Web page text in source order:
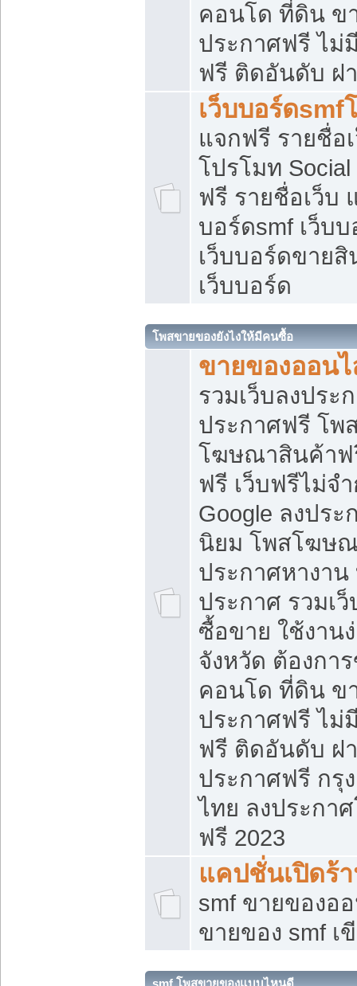
คอนโด ที่ดิน ข
ประกาศฟรี ไม่
ฟรี ติดอันดับ ฝ
เว็บบอร์ดsmf
แจกฟรี รายชื่อ
โปรโมท
ฟรี รายชื่อเว็บ
บอร์ดsmf เว็บ
เว็บบอร์ดขาย
เว็บบอร์ด
โพสขายของยังไงให้มีคนซื้อ
ขายของออน
รวมเว็บลงประ
ประกาศฟรี โพ
โฆษณาสินค้าฟ
ฟรี เว็บฟรีไม่จ
Google ลงปร
นิยม โพสโฆษ
ประกาศหางาน
ประกาศ รวมเ
ซื้อขาย ใช้งาน
จังหวัด ต้องกา
คอนโด ที่ดิน ข
ประกาศฟรี ไม่
ฟรี ติดอันดับ ฝ
ประกาศฟรี กรุ
ไทย ลงประกา
ฟรี 2023
แคปชั่นเปิดร้
smf ขายของอ
ขายของ smf เ
smf โพสขายของแบบไหนดี